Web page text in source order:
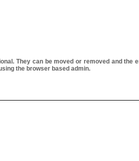
They can be moved or removed and
the browser based admin.